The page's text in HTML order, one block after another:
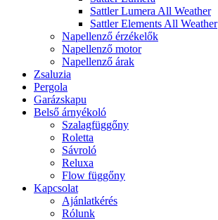
Sattler Lumera All Weather
Sattler Elements All Weather
Napellenző érzékelők
Napellenző motor
Napellenző árak
Zsaluzia
Pergola
Garázskapu
Belső árnyékoló
Szalagfüggőny
Roletta
Sávroló
Reluxa
Flow függőny
Kapcsolat
Ajánlatkérés
Rólunk